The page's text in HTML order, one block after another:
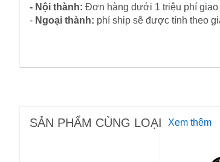
- Nội thành: Đơn hàng dưới 1 triệu phí giao
- Ngoại thành: phí ship sẽ được tính theo
SẢN PHẨM CÙNG LOẠI Xem thêm